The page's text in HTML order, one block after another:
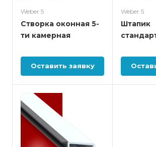
Weber 5
Створка оконная 5-
ти камерная
Оставить заявку
Weber 5
Штапик